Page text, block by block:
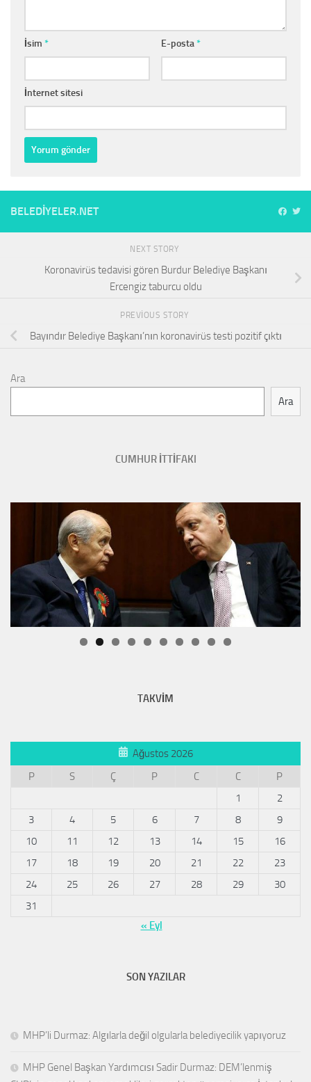
İsim * E-posta*
İnternet sitesi
BELEDIYELER.NET
NEXT STORY
Koronavirüs tedavisi gören Burdur Belediye Başkanı
Ercengiz taburcu oldu
PREVIOUS STORY
Bayındır Belediye Başkanı’nın koronavirüs testi pozitif çıktı
Ara
Ara
CUMHUR İTTİFAKI
TAKVİM
Ağustos 2026
P
S Ç P C C
P
1
2
3
4 5 6 7 8
9
10
11 12 13 14 15
16
17
18 19 20 21 22
23
24
25 26 27 28 29
30
31
« Eyl
SON YAZILAR
MHP’li Durmaz: Algılarla değil olgularla belediyecilik yapıyoruz
MHP Genel Başkan Yardımcısı Sadir Durmaz: DEM’lenmiş